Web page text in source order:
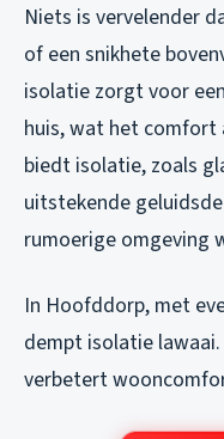
Niets is vervelender
of een snikhete
isolatie zorgt voor
huis, wat het comfort
biedt isolatie, zoals
uitstekende
rumoerige omgeving
In Hoofddorp, met
dempt isolatie
verbetert